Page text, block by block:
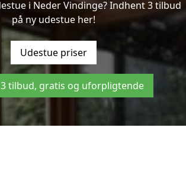
i Neder Vindinge? Indhent 3 tilbud
på ny udestue her!
Udestue priser
tilbud, gratis og uforpligtende